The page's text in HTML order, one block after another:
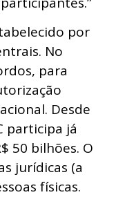
por
No
para
Desde
participa já
50 bilhões. O
jurídicas (a
físicas.